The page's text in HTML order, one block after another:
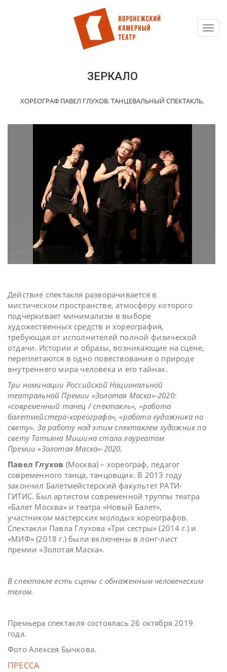
ЗЕРКАЛО
ХОРЕОГРАФ ПАВЕЛ ГЛУХОВ. ТАНЦЕВАЛЬНЫЙ СПЕКТАКЛЬ.
Действие спектакля разворачивается в
мистическом пространстве, атмосферу которого
подчеркивает минимализм в выборе
художественных средств и хореография,
требующая от исполнителей полной физической
отдачи. Истории и образы, возникающие на сцене,
переплетаются в одно повествование о природе
внутреннего мира человека и его тайнах.
Три номинации Российской Национальной
театральной Премии «Золотая Маска»-2020:
«современный танец / спектакль», «работа
балетмейстера-хореографа», «работа художника по
свету». За работу над этим спектаклем художник по
свету Татьяна Мишина стала лауреатом
Премии «Золотая Маска»-2020.
Павел Глухов (Москва) – хореограф, педагог
современного танца, танцовщик. В 2013 году
закончил Балетмейстерский факультет РАТИ-
ГИТИС. Был артистом современной труппы театра
«Балет Москва» и театра «Новый Балет»,
участником мастерских молодых хореографов.
Спектакли Павла Глухова «Три сестры» (2014 г.) и
«МИФ» (2018 г.) были включены в лонг-лист
премии «Золотая Маска».
В спектакле есть сцены с обнаженным человеческим
телом.
Премьера спектакля состоялась 26 октября 2019
года.
Фото Алексея Бычкова.
ПРЕССА